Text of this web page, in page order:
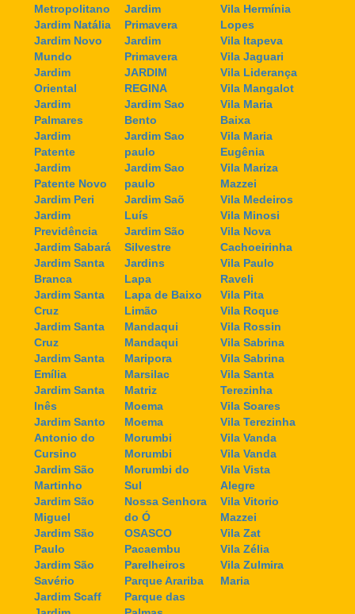
Metropolitano
Jardim Natália
Jardim Novo
Mundo
Jardim
Oriental
Jardim
Palmares
Jardim
Patente
Jardim
Patente Novo
Jardim Peri
Jardim
Previdência
Jardim Sabará
Jardim Santa
Branca
Jardim Santa
Cruz
Jardim Santa
Cruz
Jardim Santa
Emília
Jardim Santa
Inês
Jardim Santo
Antonio do
Cursino
Jardim São
Martinho
Jardim São
Miguel
Jardim São
Paulo
Jardim São
Savério
Jardim Scaff
Jardim
Primavera
Jardim
Primavera
JARDIM
REGINA
Jardim Sao
Bento
Jardim Sao
paulo
Jardim Sao
paulo
Jardim Saõ
Luís
Jardim São
Silvestre
Jardins
Lapa
Lapa de Baixo
Limão
Mandaqui
Mandaqui
Maripora
Marsilac
Matriz
Moema
Moema
Morumbi
Morumbi
Morumbi do
Sul
Nossa Senhora
do Ó
OSASCO
Pacaembu
Parelheiros
Parque Arariba
Parque das
Vila Hermínia
Lopes
Vila Itapeva
Vila Jaguari
Vila Liderança
Vila Mangalot
Vila Maria
Baixa
Vila Maria
Eugênia
Vila Mariza
Mazzei
Vila Medeiros
Vila Minosi
Vila Nova
Cachoeirinha
Vila Paulo
Raveli
Vila Pita
Vila Roque
Vila Rossin
Vila Sabrina
Vila Sabrina
Vila Santa
Terezinha
Vila Soares
Vila Terezinha
Vila Vanda
Vila Vanda
Vila Vista
Alegre
Vila Vitorio
Mazzei
Vila Zat
Vila Zélia
Vila Zulmira
Maria